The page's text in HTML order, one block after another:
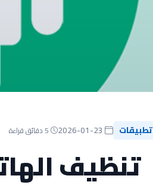
تطبيقات
تنظيف